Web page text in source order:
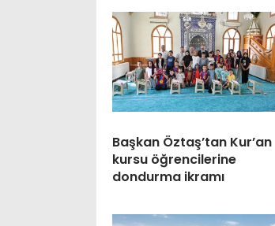
Başkan Öztaş’tan Kur’an
kursu öğrencilerine
dondurma ikramı